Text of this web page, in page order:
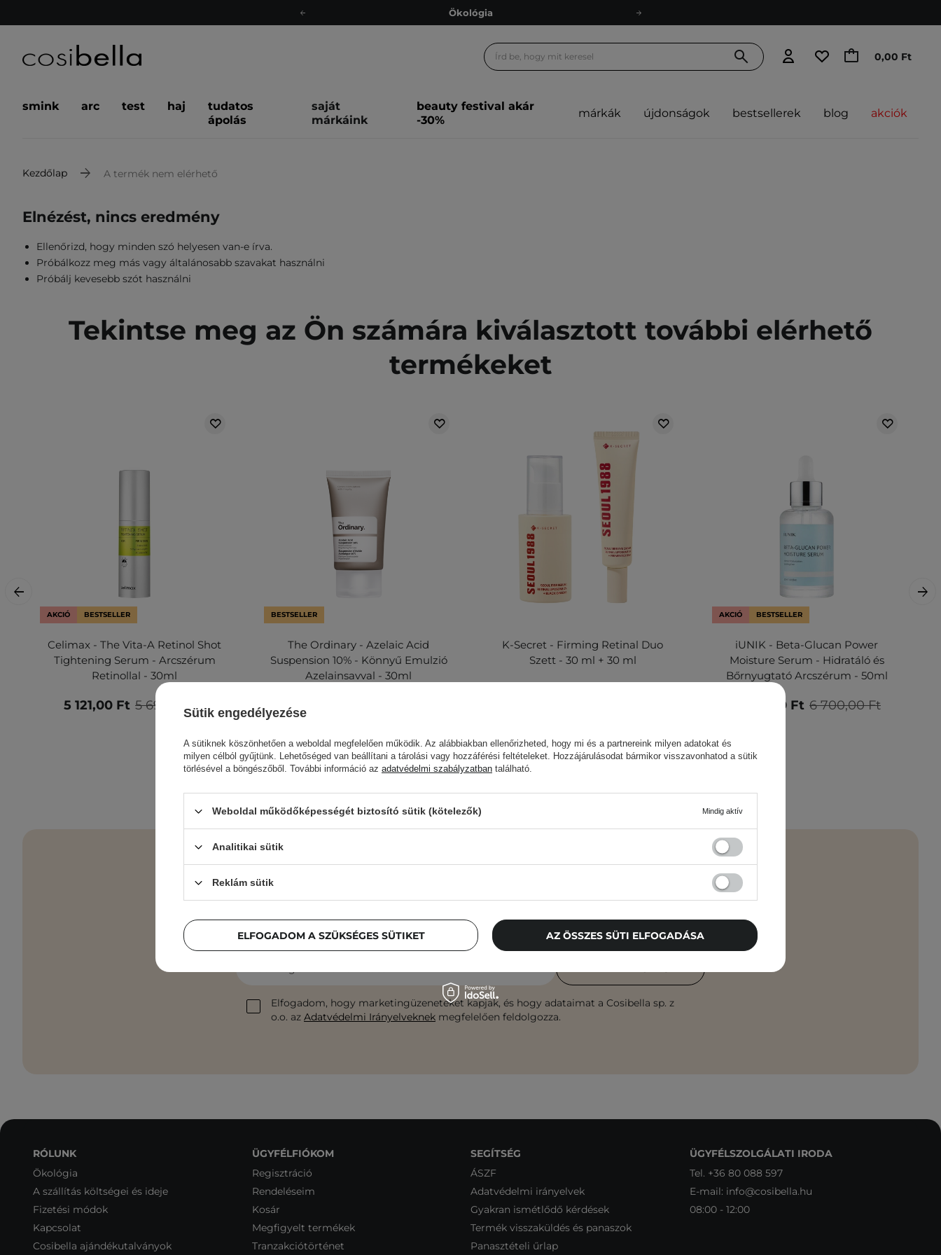
Ökológia
Ingyenes szállítás 15 000 Ft-tól
Ökológia
0,00 Ft
smink arc test haj
tudatos
ápolás
saját
márkáink
beauty festival akár
-30%
márkák újdonságok bestsellerek blog akciók
Kezdőlap A termék nem elérhető
Elnézést, nincs eredmény
Ellenőrizd, hogy minden szó helyesen van-e írva.
Próbálkozz meg más vagy általánosabb szavakat használni
Próbálj kevesebb szót használni
Tekintse meg az Ön számára kiválasztott további elérhető
termékeket
AKCIÓ BESTSELLER
Celimax - The Vita-A Retinol Shot
Tightening Serum - Arcszérum
Retinollal - 30ml
5 690,00 Ft
5 121,00 Ft
BESTSELLER
The Ordinary - Azelaic Acid
Suspension 10% - Könnyű Emulzió
Azelainsavval - 30ml
K-Secret - Firming Retinal Duo
Szett - 30 ml + 30 ml
AKCIÓ BESTSELLER
iUNIK - Beta-Glucan Power
Moisture Serum - Hidratáló és
Bőrnyugtató Arcszérum - 50ml
6 700,00 Ft
5 695,00 Ft
Cosibella hírlevél
közvetlenül a postaládádba!
Elfogadom, hogy marketingüzeneteket kapjak, és hogy adataimat a Cosibella sp. z
o.o. az Adatvédelmi Irányelveknek megfelelően feldolgozza.
RÓLUNK
Ökológia
A szállítás költségei és ideje
Fizetési módok
Kapcsolat
Cosibella ajándékutalványok
ÜGYFÉLFIÓKOM
Regisztráció
Rendeléseim
Kosár
Megfigyelt termékek
Tranzakciótörténet
SEGÍTSÉG
ÁSZF
Adatvédelmi irányelvek
Gyakran ismétlődő kérdések
Termék visszaküldés és panaszok
Panasztételi űrlap
ÜGYFÉLSZOLGÁLATI IRODA
Tel. +36 80 088 597
E-mail: info@cosibella.hu
08:00 - 12:00
Sütik engedélyezése
A sütiknek köszönhetően a weboldal megfelelően működik. Az alábbiakban ellenőrizheted, hogy mi és a partnereink milyen adatokat és
milyen célból gyűjtünk. Lehetőséged van beállítani a tárolási vagy hozzáférési feltételeket. Hozzájárulásodat bármikor visszavonhatod a sütik
törlésével a böngészőből. További információ az adatvédelmi szabályzatban található.
Weboldal működőképességét biztosító sütik (kötelezők) Mindig aktív
Analitikai sütik
Reklám sütik
ELFOGADOM A SZÜKSÉGES SÜTIKET AZ ÖSSZES SÜTI ELFOGADÁSA